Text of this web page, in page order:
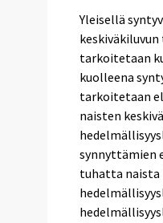
Yleisellä
tarkoitetaan
kuolleena
tarkoitetaan
naisten
synnyttämien
tuhatta naista